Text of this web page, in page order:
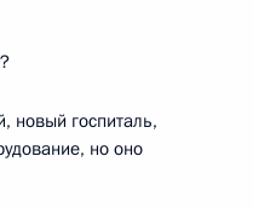
новый госпиталь,
но оно